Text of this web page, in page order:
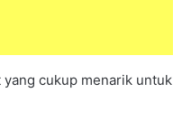
cukup menarik untuk